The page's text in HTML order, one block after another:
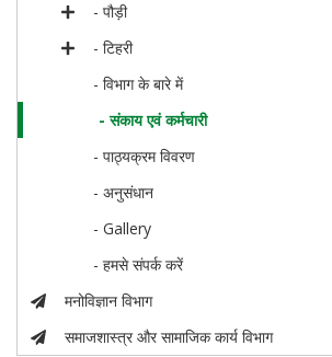
- पौड़ी
- टिहरी
- विभाग के बारे में
- संकाय एवं कर्मचारी
- पाठ्यक्रम विवरण
- अनुसंधान
- Gallery
- हमसे संपर्क करें
मनोविज्ञान विभाग
समाजशास्त्र और सामाजिक कार्य विभाग